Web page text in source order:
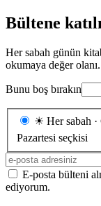
Bültene
Her sabah günün
okumaya değer olanı.
Bunu boş bırakın
Gönderim
sıklığı
☀ Her sabah
Pazartesi seçkisi
E-
posta
adresiniz
E-posta bülteni
ediyorum.